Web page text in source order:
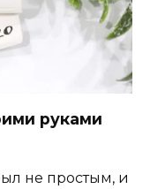
руками
не простым, и